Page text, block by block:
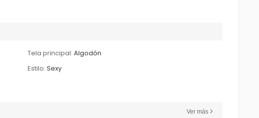
Tela principal: Algodón
Estilo: Sexy
Ver más